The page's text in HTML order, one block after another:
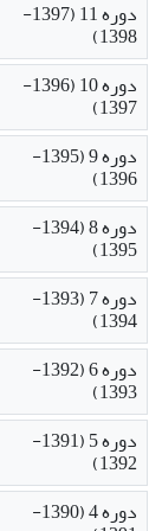
دوره 11 (1397-
1398)
دوره 10 (1396-
1397)
دوره 9 (1395-
1396)
دوره 8 (1394-
1395)
دوره 7 (1393-
1394)
دوره 6 (1392-
1393)
دوره 5 (1391-
1392)
دوره 4 (1390-